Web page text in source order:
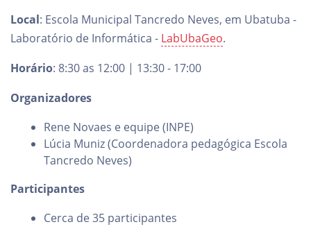
Local: Escola Municipal Tancredo Neves, em Ubatuba -
Laboratório de Informática - LabUbaGeo.
Horário: 8:30 as 12:00 | 13:30 - 17:00
Organizadores
Rene Novaes e equipe (INPE)
Lúcia Muniz (Coordenadora pedagógica Escola
Tancredo Neves)
Participantes
Cerca de 35 participantes